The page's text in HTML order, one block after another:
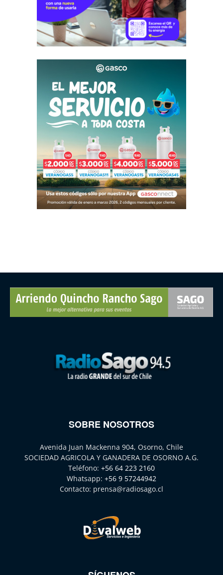
SOBRE NOSOTROS
Avenida Juan Mackenna 904, Osorno, Chile
SOCIEDAD AGRICOLA Y GANADERA DE OSORNO A.G.
Teléfono: +56 64 223 2160
Whatsapp: +56 9 57244942
Contacto: prensa@radiosago.cl